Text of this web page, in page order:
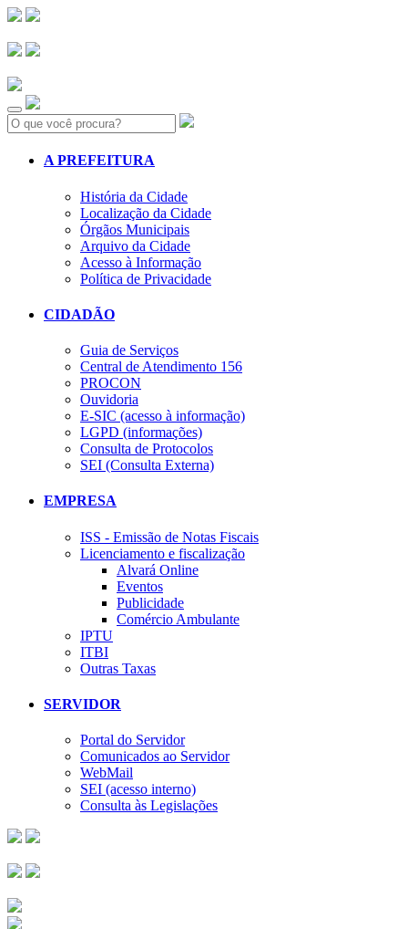
Search:
A PREFEITURA
História da Cidade
Localização da Cidade
Órgãos Municipais
Arquivo da Cidade
Acesso à Informação
Política de Privacidade
CIDADÃO
Guia de Serviços
Central de Atendimento 156
PROCON
Ouvidoria
E-SIC (acesso à informação)
LGPD (informações)
Consulta de Protocolos
SEI (Consulta Externa)
EMPRESA
ISS - Emissão de Notas Fiscais
Licenciamento e fiscalização
Alvará Online
Eventos
Publicidade
Comércio Ambulante
IPTU
ITBI
Outras Taxas
SERVIDOR
Portal do Servidor
Comunicados ao Servidor
WebMail
SEI (acesso interno)
Consulta às Legislações